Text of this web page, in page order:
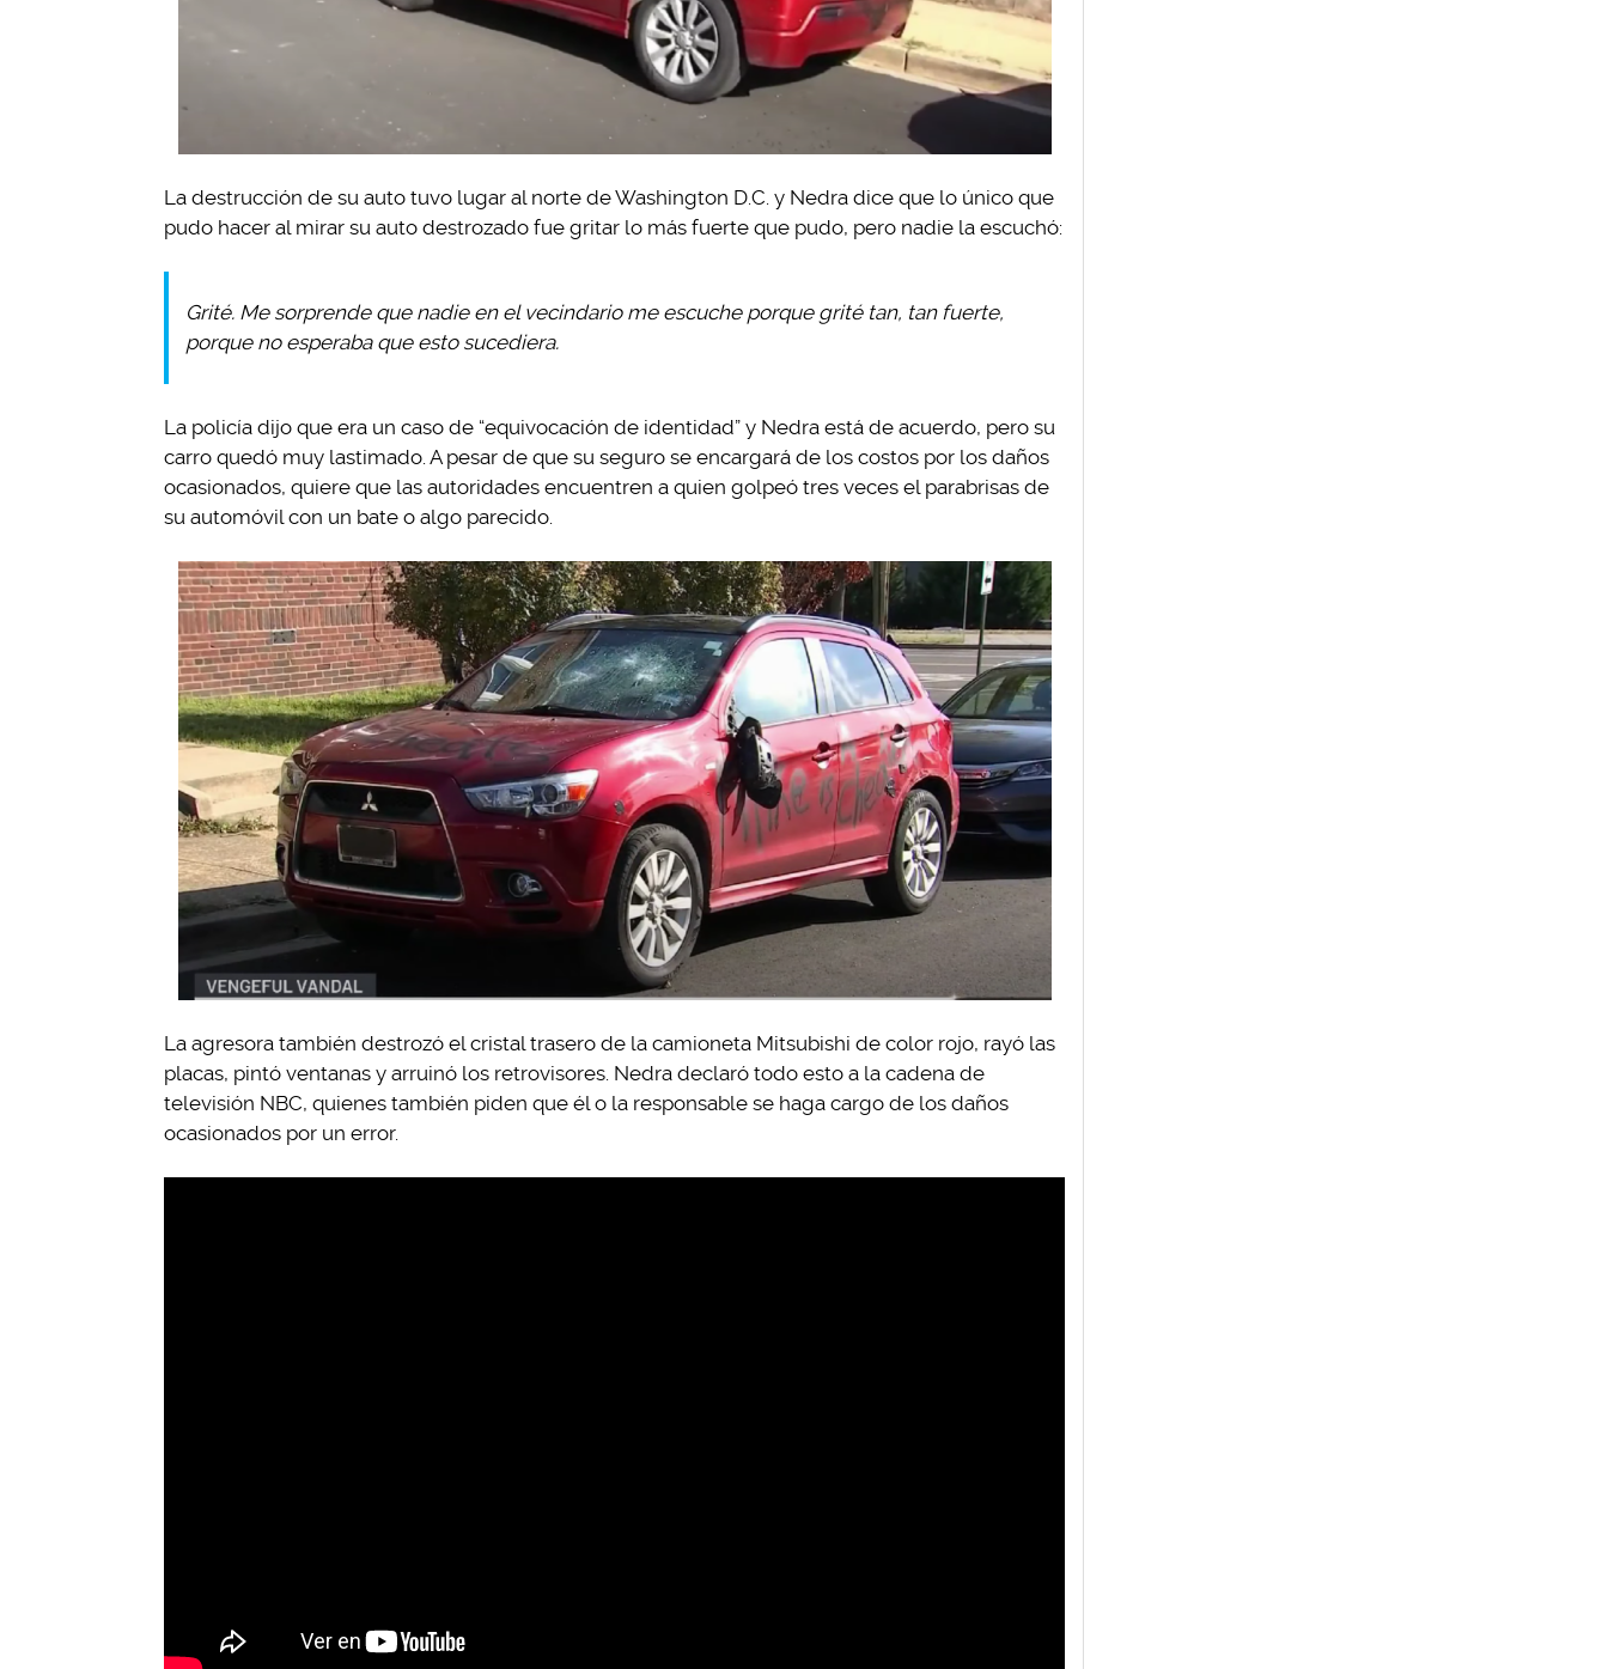
La destrucción de su auto tuvo lugar al norte de Washington D.C. y Nedra dice que lo único que
pudo hacer al mirar su auto destrozado fue gritar lo más fuerte que pudo, pero nadie la escuchó:
Grité. Me sorprende que nadie en el vecindario me escuche porque grité tan, tan fuerte,
porque no esperaba que esto sucediera.
La policía dijo que era un caso de “equivocación de identidad” y Nedra está de acuerdo, pero su
carro quedó muy lastimado. A pesar de que su seguro se encargará de los costos por los daños
ocasionados, quiere que las autoridades encuentren a quien golpeó tres veces el parabrisas de
su automóvil con un bate o algo parecido.
La agresora también destrozó el cristal trasero de la camioneta Mitsubishi de color rojo, rayó las
placas, pintó ventanas y arruinó los retrovisores. Nedra declaró todo esto a la cadena de
televisión NBC, quienes también piden que él o la responsable se haga cargo de los daños
ocasionados por un error.